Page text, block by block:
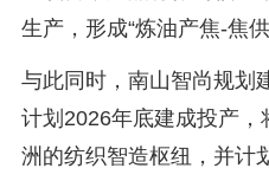
生产，形成“炼油产焦-焦
与此同时，南山智尚规划
计划2026年底建成投产
洲的纺织智造枢纽，并计